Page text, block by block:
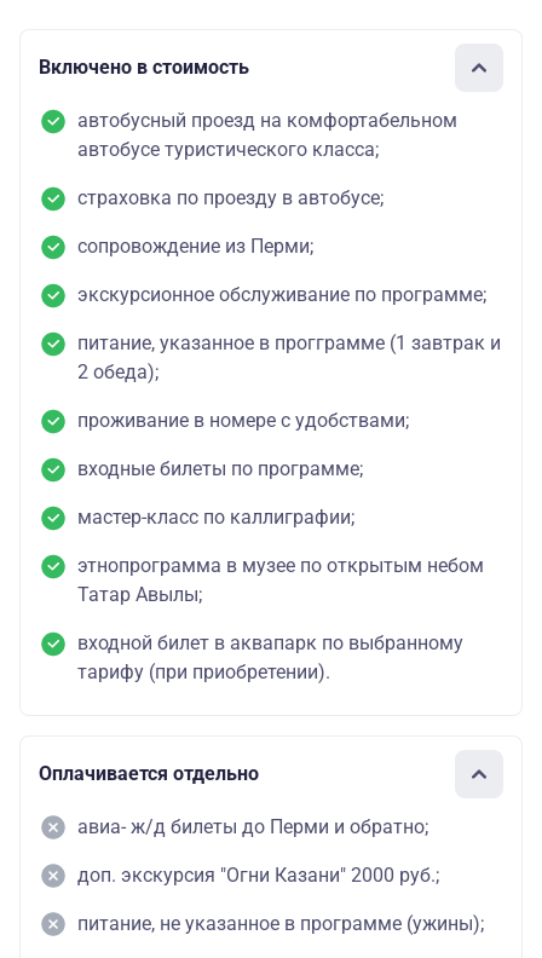
Включено в стоимость
автобусный проезд на комфортабельном
автобусе туристического класса;
страховка по проезду в автобусе;
сопровождение из Перми;
экскурсионное обслуживание по программе;
питание, указанное в прогграмме (1 завтрак и
2 обеда);
проживание в номере с удобствами;
входные билеты по программе;
мастер-класс по каллиграфии;
этнопрограмма в музее по открытым небом
Татар Авылы;
входной билет в аквапарк по выбранному
тарифу (при приобретении).
Оплачивается отдельно
авиа- ж/д билеты до Перми и обратно;
доп. экскурсия "Огни Казани" 2000 руб.;
питание, не указанное в программе (ужины);